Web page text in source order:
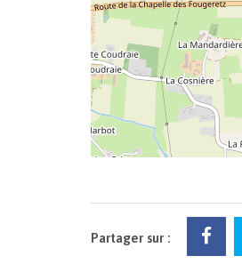
Partager sur :